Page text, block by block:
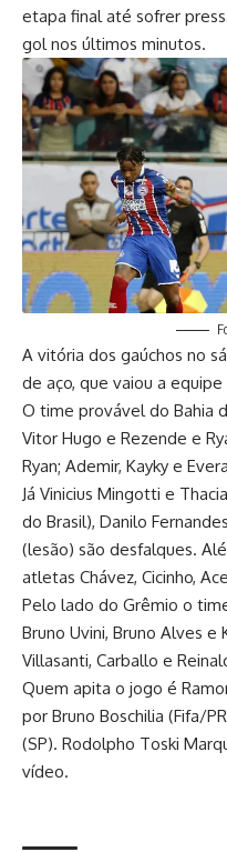
etapa final até sofrer
gol nos últimos minutos.
A vitória dos gaúchos no
de aço, que vaiou a
O time provável do Bahia
Vitor Hugo e Rezende e
Ryan; Ademir, Kayky e
Já Vinicius Mingotti e
do Brasil), Danilo
(lesão) são desfalques.
atletas Chávez, Cicinho,
Pelo lado do Grêmio o
Bruno Uvini, Bruno Alves e
Villasanti, Carballo e
Quem apita o jogo é
por Bruno Boschilia (Fifa/
(SP). Rodolpho Toski
vídeo.